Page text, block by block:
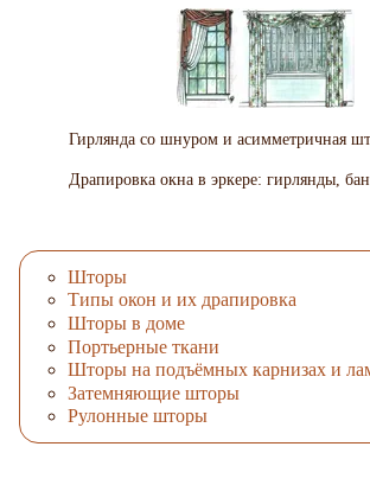
Гирлянда со шнуром и асимметричная
Драпировка окна в эркере: гирлянды,
Шторы
Типы окон и их драпировка
Шторы в доме
Портьерные ткани
Шторы на подъёмных карнизах и
Затемняющие шторы
Рулонные шторы